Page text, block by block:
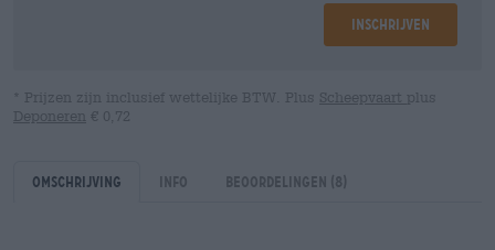
Inschrijven
* Prijzen zijn inclusief wettelijke BTW. Plus Scheepvaart plus
Deponeren € 0,72
Omschrijving Info Beoordelingen (8)